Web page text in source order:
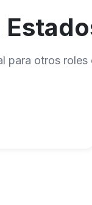
para otros